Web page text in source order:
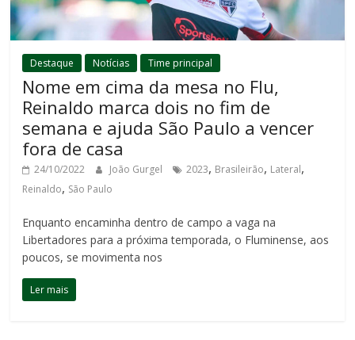
Destaque Notícias Time principal
Nome em cima da mesa no Flu,
Reinaldo marca dois no fim de
semana e ajuda São Paulo a vencer
fora de casa
24/10/2022 João Gurgel 2023, Brasileirão, Lateral,
Reinaldo, São Paulo
Enquanto encaminha dentro de campo a vaga na
Libertadores para a próxima temporada, o Fluminense, aos
poucos, se movimenta nos
Ler mais